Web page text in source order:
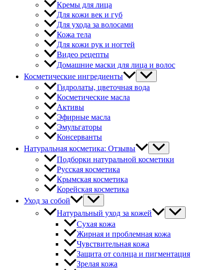
Кремы для лица
Для кожи век и губ
Для ухода за волосами
Кожа тела
Для кожи рук и ногтей
Видео рецепты
Домашние маски для лица и волос
Косметические ингредиенты
Гидролаты, цветочная вода
Косметические масла
Активы
Эфирные масла
Эмульгаторы
Консерванты
Натуральная косметика: Отзывы
Подборки натуральной косметики
Русская косметика
Крымская косметика
Корейская косметика
Уход за собой
Натуральный уход за кожей
Сухая кожа
Жирная и проблемная кожа
Чувствительная кожа
Защита от солнца и пигментация
Зрелая кожа